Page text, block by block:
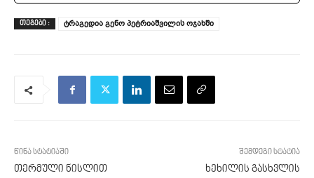
ᲗᲔᲒᲔᲑᲘ : ტრაგედია გენო პეტრიაშვილის ოჯახში
წინა სტატიაში
თერმული ნისლით
შემდეგი სტატია
ხეხილის გასხვლის